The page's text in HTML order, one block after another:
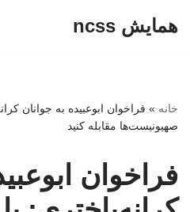
همایش ncss
خانه » فراخوان ابوعبیده به جوانان
صهیونیست‌ها مقابله کنید
فراخوان